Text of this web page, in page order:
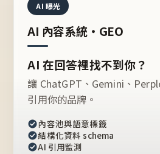
AI 曝光
AI 內容系統・GEO
AI 在回答裡找不到你？
讓 ChatGPT、Gemini、
引用你的品牌。
內容池與語意標籤
結構化資料 schema
AI 引用監測